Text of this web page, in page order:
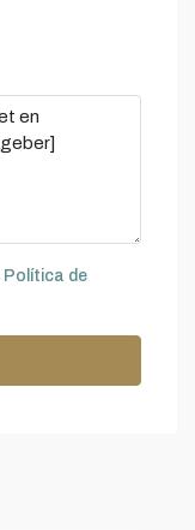
Política de